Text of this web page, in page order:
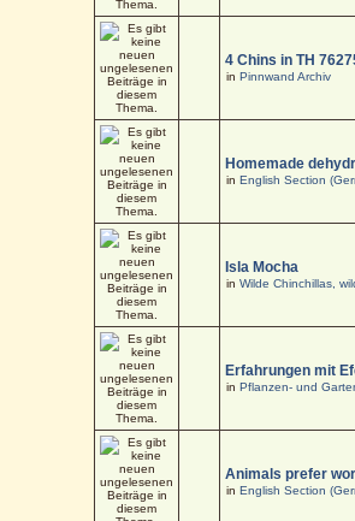
4 Chins in TH
inPinnwand Archiv
Homemade
inEnglish Section
Isla Mocha
inWilde Chinchillas,
Erfahrungen mit
inPflanzen- und
Animals prefer
inEnglish Section